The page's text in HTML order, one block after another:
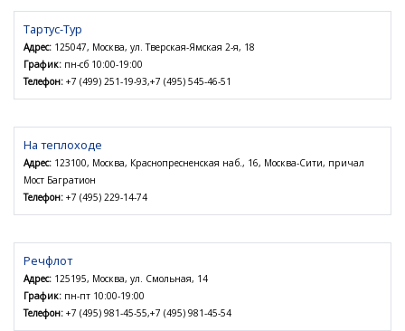
Тартус-Тур
Адрес: 125047, Москва, ул. Тверская-Ямская 2-я, 18
График: пн-сб 10:00-19:00
Телефон: +7 (499) 251-19-93,+7 (495) 545-46-51
На теплоходе
Адрес: 123100, Москва, Краснопресненская наб., 16, Москва-Сити, причал
Мост Багратион
Телефон: +7 (495) 229-14-74
Речфлот
Адрес: 125195, Москва, ул. Смольная, 14
График: пн-пт 10:00-19:00
Телефон: +7 (495) 981-45-55,+7 (495) 981-45-54